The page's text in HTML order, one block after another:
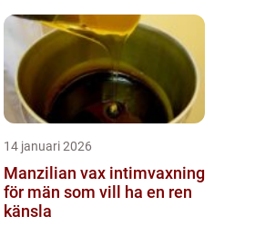
14 januari 2026
Manzilian vax intimvaxning
för män som vill ha en ren
känsla